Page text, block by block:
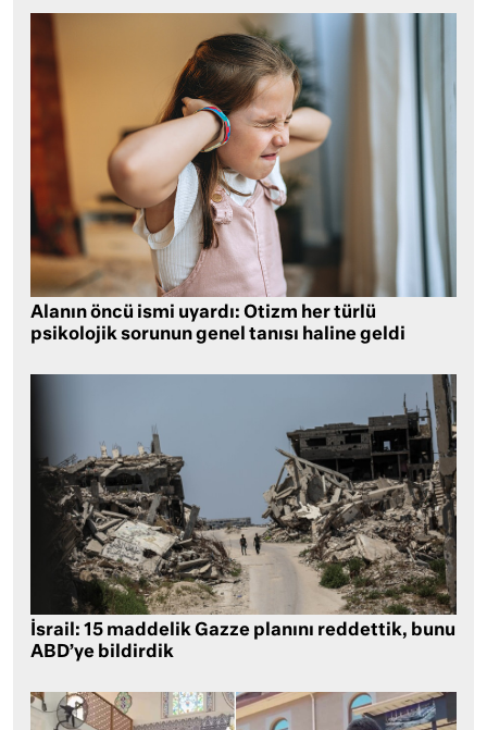
Alanın öncü ismi uyardı: Otizm her türlü
psikolojik sorunun genel tanısı haline geldi
İsrail: 15 maddelik Gazze planını reddettik, bunu
ABD’ye bildirdik